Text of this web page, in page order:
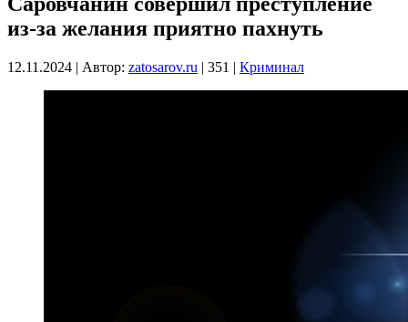
из-за желания приятно пахнуть
12.11.2024 | Автор: zatosarov.ru | 351 | Криминал